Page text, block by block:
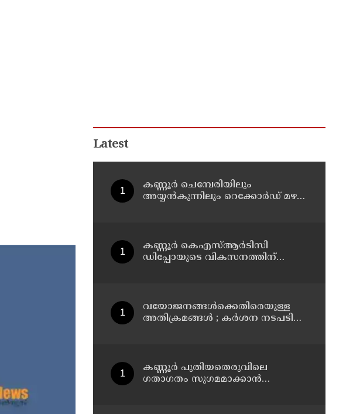
Latest
കണ്ണൂർ ചെമ്പേരിയിലും
അയ്യൻകുന്നിലും റെക്കോർഡ് മഴ ;
കണ്ണൂർ കെഎസ്ആർടിസി
ഡിപ്പോയുടെ വികസനത്തിന്
വയോജനങ്ങൾക്കെതിരെയുള്ള
അതിക്രമങ്ങൾ ; കർശന നടപടി
കണ്ണൂർ പുതിയതെരുവിലെ
ഗതാഗതം സുഗമമാക്കാന്‍